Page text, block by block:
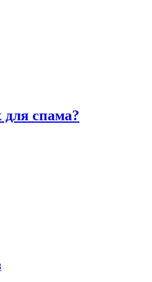
спама?